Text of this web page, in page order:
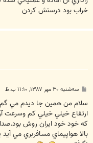
خراب بود درستش کردن
ت
سه‌شنبه ۳۰ مهر ۱۳۸۷, ۱۱:۱۰ ب.ظ
سلام من همين جا ديدم مي
ارتفاع خيلي خيلي کم وسرعت
که خود خود ايران روش
بالا هواپيماي مسافربري مي